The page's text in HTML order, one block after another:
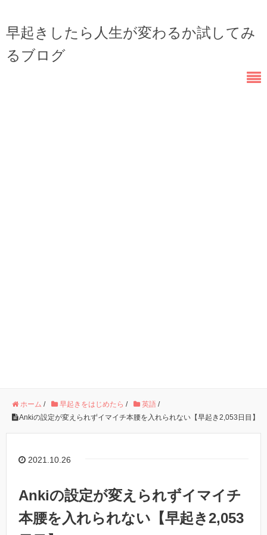
早起きしたら人生が変わるか試してみ
るブログ
ホーム / 早起きをはじめたら / 英語 /
Ankiの設定が変えられずイマイチ本腰を入れられない【早起き2,053日目】
2021.10.26
Ankiの設定が変えられずイマイチ
本腰を入れられない【早起き2,053